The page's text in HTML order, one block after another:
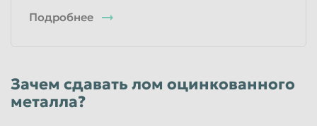
Подробнее
Зачем сдавать лом оцинкованного
металла?